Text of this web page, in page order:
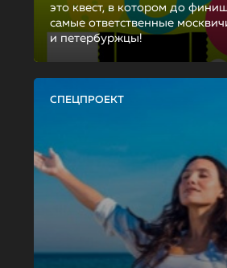
это квест, в котором до
самые ответственные
и петербуржцы!
СПЕЦПРОЕКТ